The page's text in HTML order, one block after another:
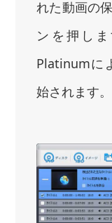
れた動画の
ンを押し
Platinumに
始されます。